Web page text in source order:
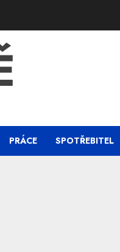
PRÁCE SPOTŘEBITEL